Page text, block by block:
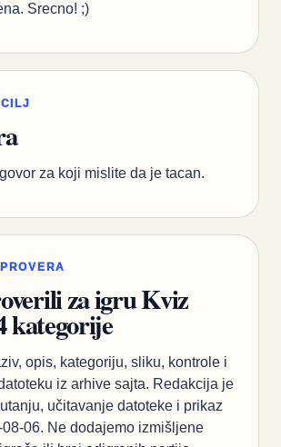
Srecno! ;)
za koji mislite da je tacan.
za igru Kviz
kategorije
opis, kategoriju, sliku, kontrole i
iz arhive sajta. Redakcija je
učitavanje datoteke i prikaz
06. Ne dodajemo izmišljene